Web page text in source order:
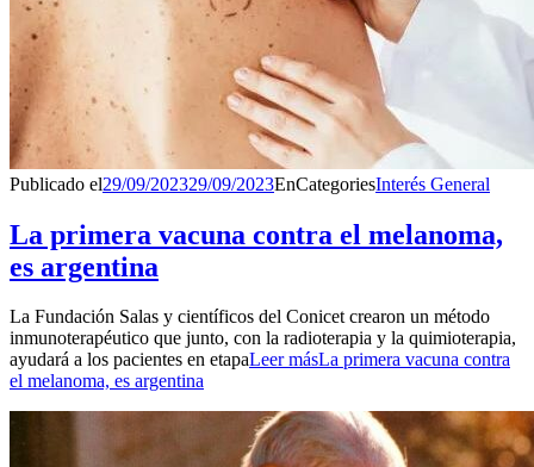
Publicado el29/09/202329/09/2023EnCategoriesInterés General
La primera vacuna contra el melanoma,
es argentina
La Fundación Salas y científicos del Conicet crearon un método
inmunoterapéutico que junto, con la radioterapia y la quimioterapia,
ayudará a los pacientes en etapaLeer másLa primera vacuna contra
el melanoma, es argentina